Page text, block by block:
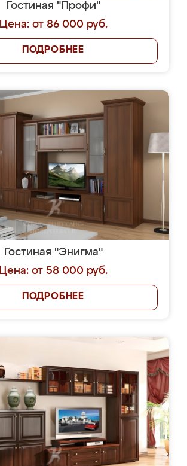
Гостиная "Профи"
Цена: от 86 000 руб.
ПОДРОБНЕЕ
Гостиная "Энигма"
Цена: от 58 000 руб.
ПОДРОБНЕЕ